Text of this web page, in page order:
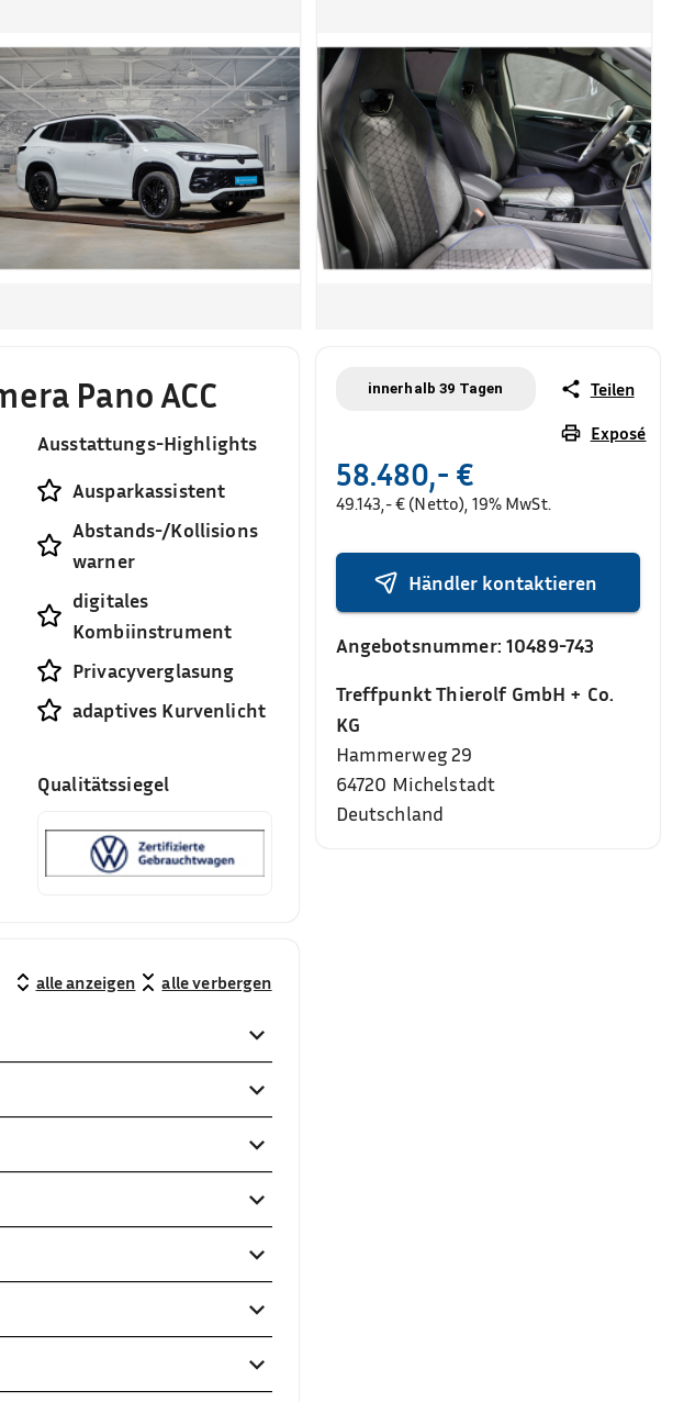
Pano ACC
Ausstattungs-Highlights
Ausparkassistent
Abstands-/Kollisions
warner
digitales
Kombiinstrument
Privacyverglasung
adaptives Kurvenlicht
Qualitätssiegel
alle anzeigen alle verbergen
innerhalb 39 Tagen
Teilen
Exposé
58.480,- €
49.143,- € (Netto), 19% MwSt.
Händler kontaktieren
Angebotsnummer: 10489-743
Treffpunkt Thierolf GmbH + Co.
KG
Hammerweg 29
64720 Michelstadt
Deutschland